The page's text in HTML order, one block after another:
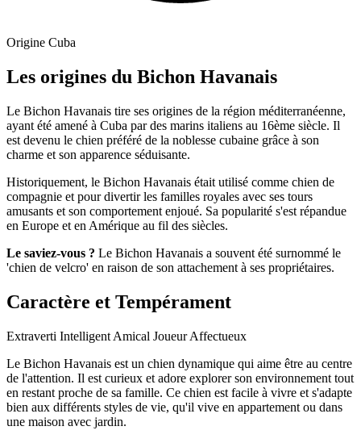
Origine Cuba
Les origines du Bichon Havanais
Le Bichon Havanais tire ses origines de la région méditerranéenne,
ayant été amené à Cuba par des marins italiens au 16ème siècle. Il
est devenu le chien préféré de la noblesse cubaine grâce à son
charme et son apparence séduisante.
Historiquement, le Bichon Havanais était utilisé comme chien de
compagnie et pour divertir les familles royales avec ses tours
amusants et son comportement enjoué. Sa popularité s'est répandue
en Europe et en Amérique au fil des siècles.
Le saviez-vous ? Le Bichon Havanais a souvent été surnommé le
'chien de velcro' en raison de son attachement à ses propriétaires.
Caractère et Tempérament
Extraverti Intelligent Amical JoueurAffectueux
Le Bichon Havanais est un chien dynamique qui aime être au centre
de l'attention. Il est curieux et adore explorer son environnement tout
en restant proche de sa famille. Ce chien est facile à vivre et s'adapte
bien aux différents styles de vie, qu'il vive en appartement ou dans
une maison avec jardin.